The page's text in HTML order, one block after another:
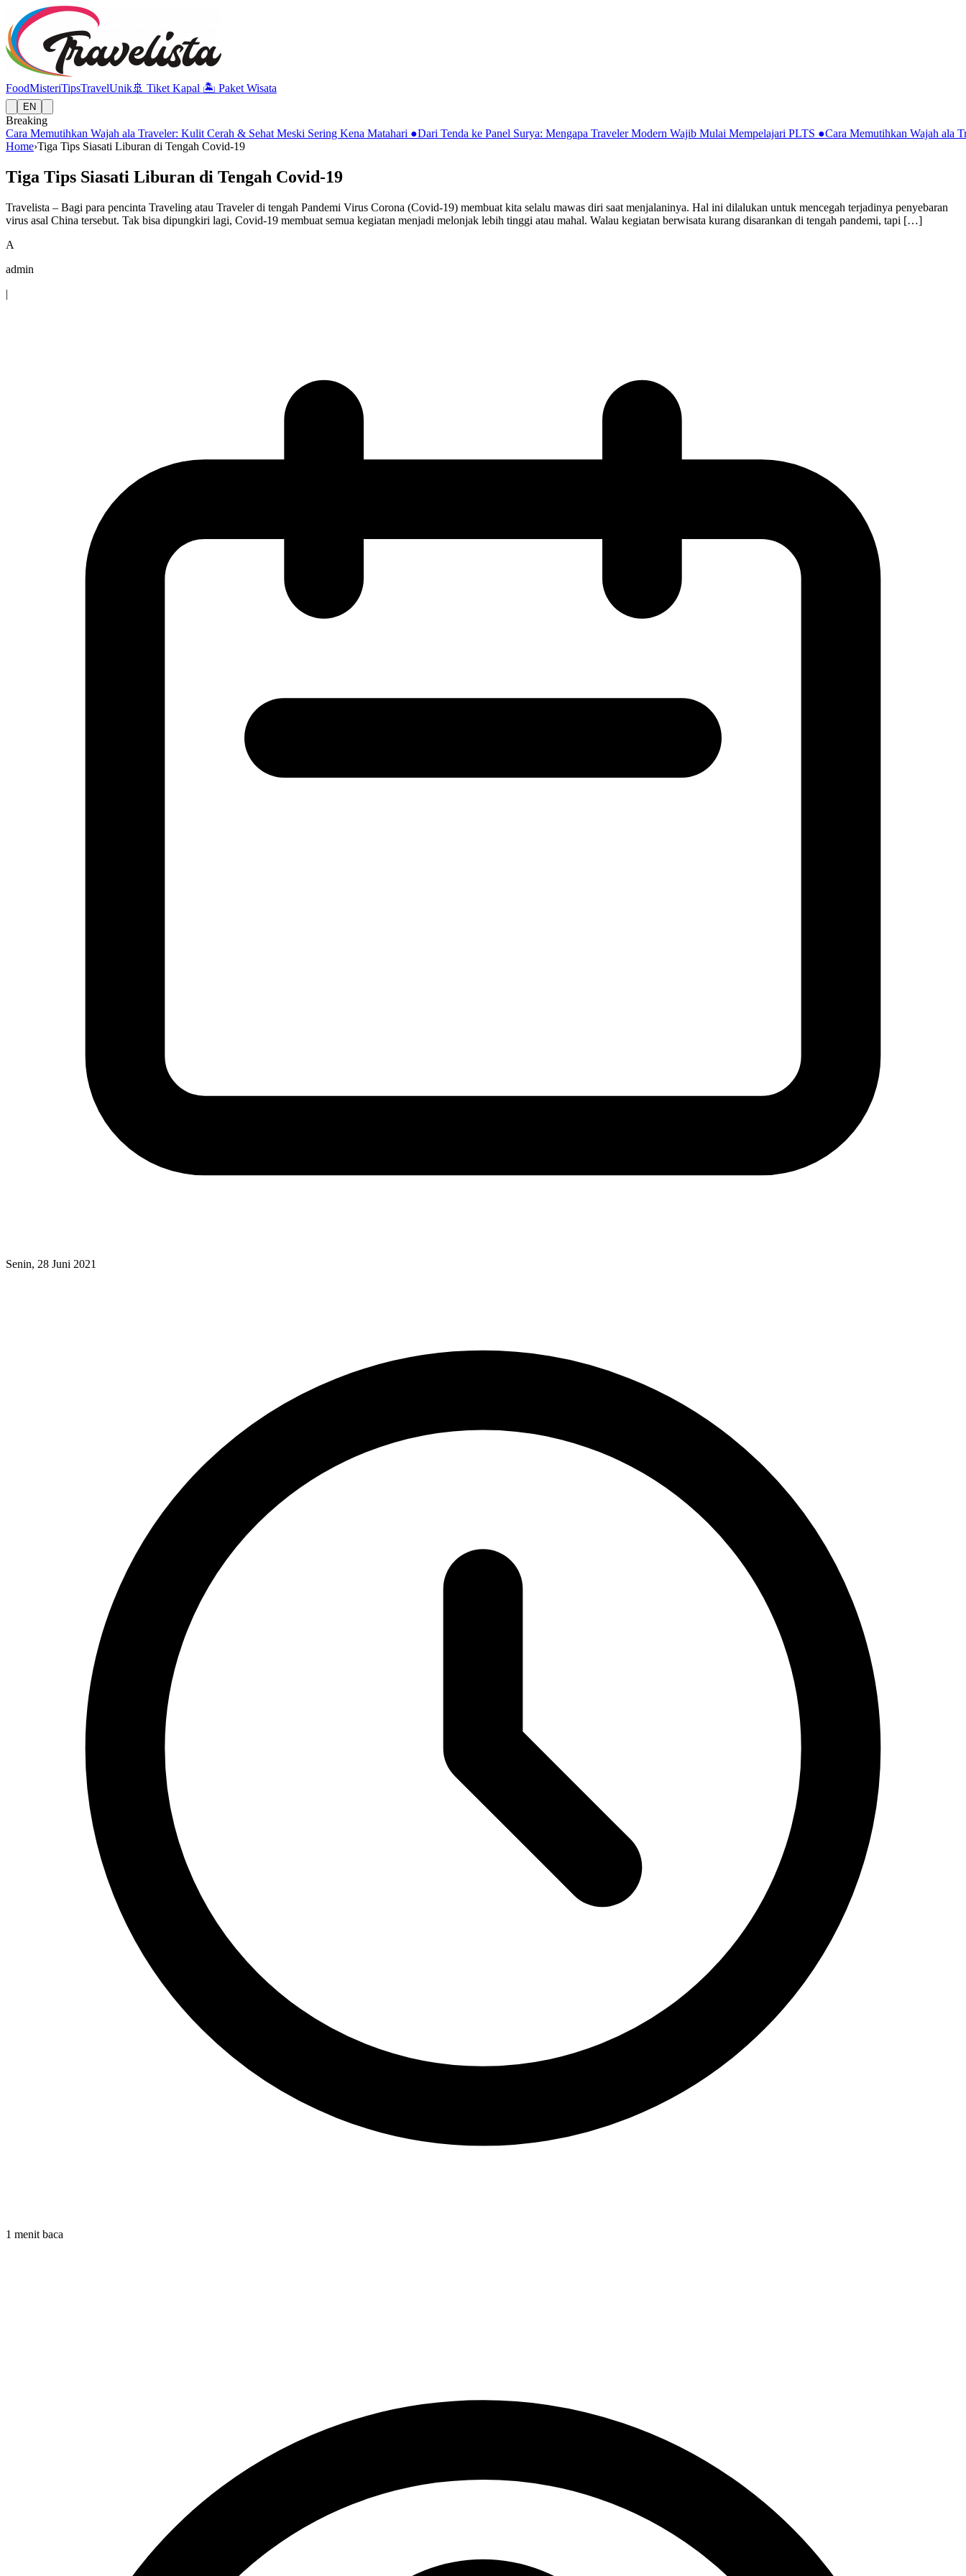
FoodMisteriTipsTravelUnik🚢 Tiket Kapal 🏝️ Paket Wisata
EN
Breaking
Cara Memutihkan Wajah ala Traveler: Kulit Cerah & Sehat Meski Sering Kena Matahari ●Dari Tenda ke Panel Surya: Mengapa Traveler Modern Wajib Mulai Mempelajari PLTS ●Cara Memutihkan Wajah ala
Home›Tiga Tips Siasati Liburan di Tengah Covid-19
Tiga Tips Siasati Liburan di Tengah Covid-19
Travelista – Bagi para pencinta Traveling atau Traveler di tengah Pandemi Virus Corona (Covid-19) membuat kita selalu mawas diri saat menjalaninya. Hal ini dilalukan untuk mencegah terjadinya penyebaran
virus asal China tersebut. Tak bisa dipungkiri lagi, Covid-19 membuat semua kegiatan menjadi melonjak lebih tinggi atau mahal. Walau kegiatan berwisata kurang disarankan di tengah pandemi, tapi […]
A
admin
|
Senin, 28 Juni 2021
1 menit baca